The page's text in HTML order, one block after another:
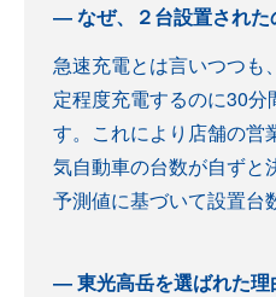
なぜ、２台設置された
急速充電とは言いつつも
定程度充電するのに30分
す。これにより店舗の営
気自動車の台数が自ずと
予測値に基づいて設置台
東光高岳を選ばれた理